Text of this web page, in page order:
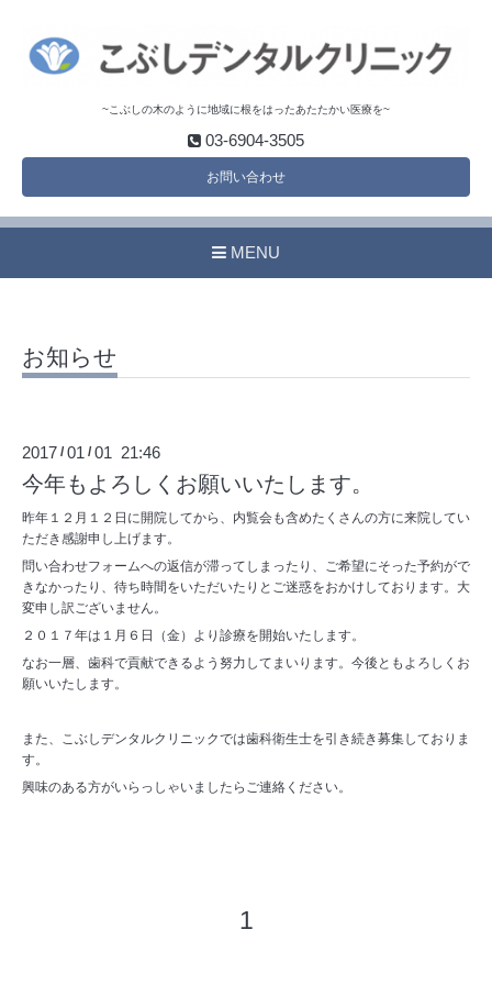
~こぶしの木のように地域に根をはったあたたかい医療を~
03-6904-3505
お問い合わせ
MENU
お知らせ
2017 /01 /01 21:46
今年もよろしくお願いいたします。
昨年１２月１２日に開院してから、内覧会も含めたくさんの方に来院してい
ただき感謝申し上げます。
問い合わせフォームへの返信が滞ってしまったり、ご希望にそった予約がで
きなかったり、待ち時間をいただいたりとご迷惑をおかけしております。大
変申し訳ございません。
２０１７年は１月６日（金）より診療を開始いたします。
なお一層、歯科で貢献できるよう努力してまいります。今後ともよろしくお
願いいたします。
また、こぶしデンタルクリニックでは歯科衛生士を引き続き募集しておりま
す。
興味のある方がいらっしゃいましたらご連絡ください。
1